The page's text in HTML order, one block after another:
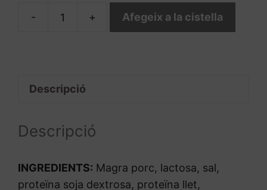
-
quantitat
+ Afegeix a la cistella
Descripció
Descripció
INGREDIENTS: Magra porc, lactosa, sal,
proteïna soja dextrosa, proteïna llet,